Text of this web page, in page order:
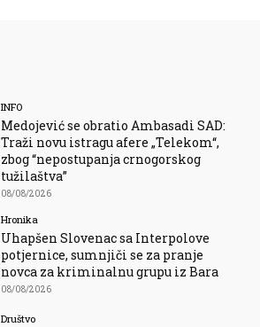
INFO
Medojević se obratio Ambasadi SAD:
Traži novu istragu afere „Telekom“,
zbog “nepostupanja crnogorskog
tužilaštva”
08/08/2026
Hronika
Uhapšen Slovenac sa Interpolove
potjernice, sumnjiči se za pranje
novca za kriminalnu grupu iz Bara
08/08/2026
Društvo